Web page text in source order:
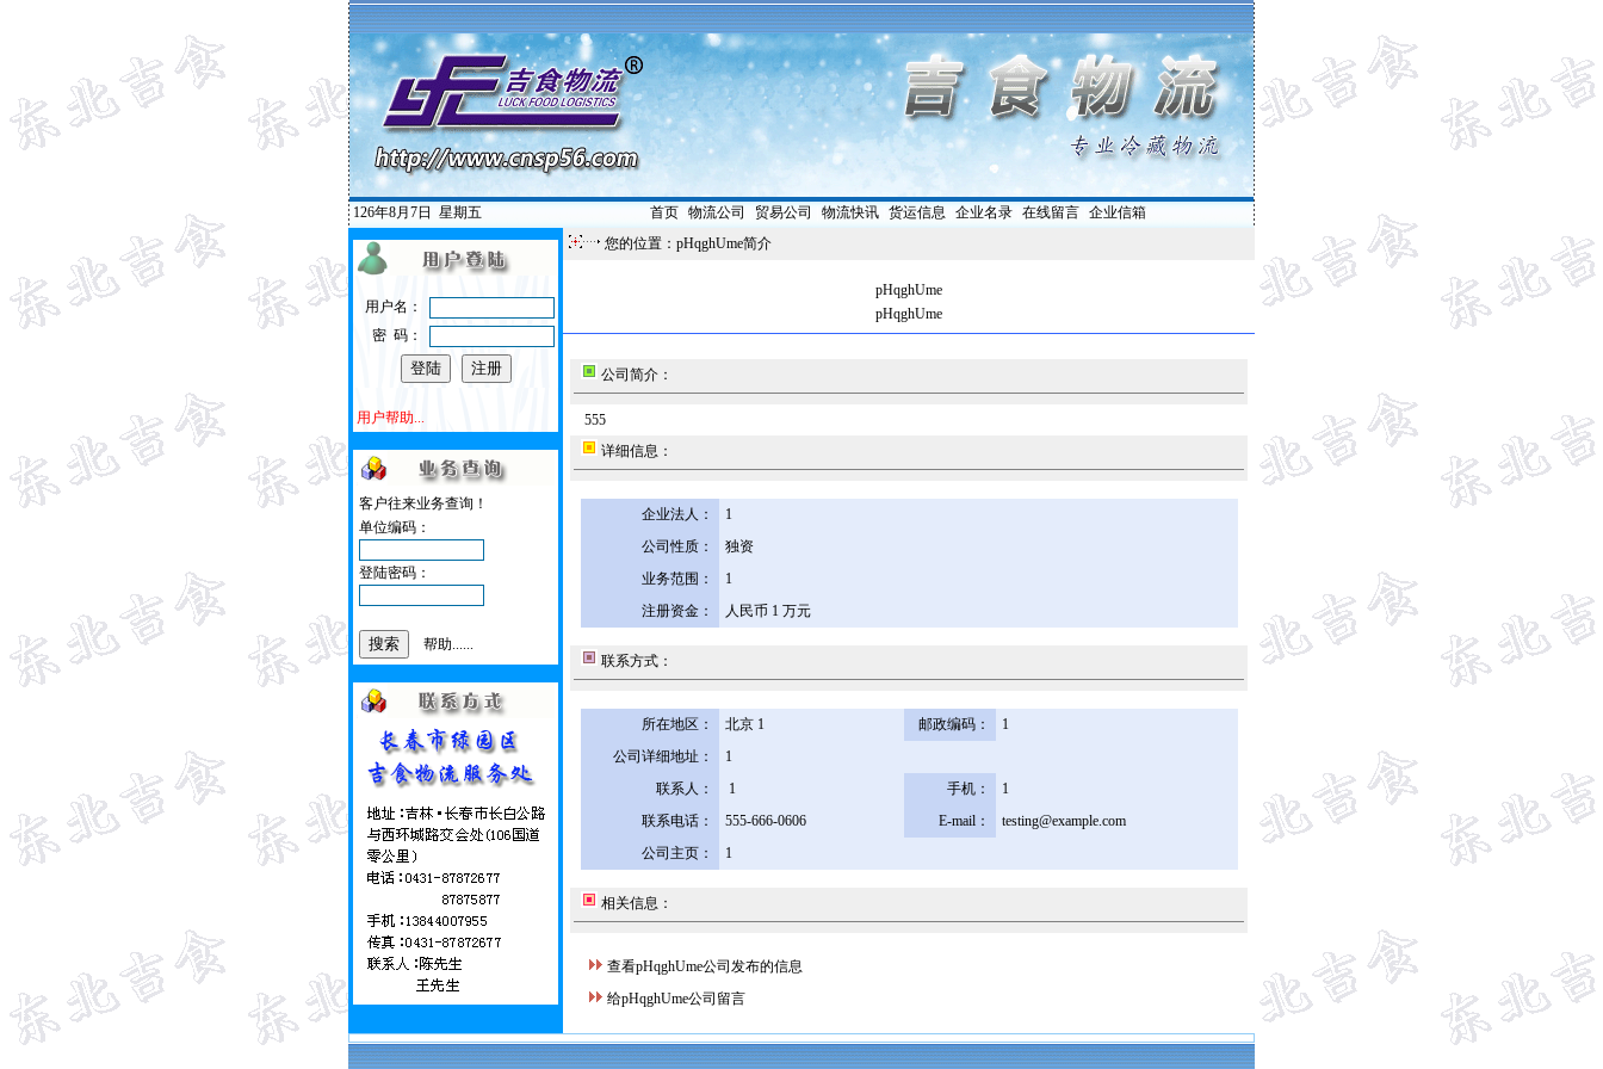
126年8月7日 星期五 首页| 物流公司 贸易公司 物流快讯| 货运信息 企业名录| 在线留言| 企业信箱
用户名：
密 码：
用户帮助...
客户往来业务查询！
单位编码：
登陆密码：
帮助......
您的位置：pHqghUme简介
pHqghUme
pHqghUme
公司简介：
555
详细信息：
企业法人：
1
公司性质：
独资
业务范围：
1
注册资金：
人民币 1 万元
联系方式：
所在地区： 北京 1 邮政编码：
1
公司详细地址：
1
联系人：
1 手机：
1
联系电话：
555-666-0606 E-mail：
testing@example.com
公司主页：
1
相关信息：
查看pHqghUme公司发布的信息
给pHqghUme公司留言